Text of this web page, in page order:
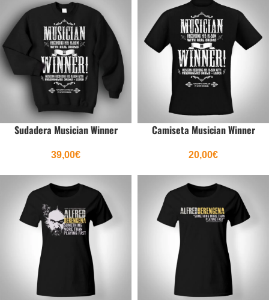
Sudadera Musician Winner
39,00€
Camiseta Musician Winner
20,00€